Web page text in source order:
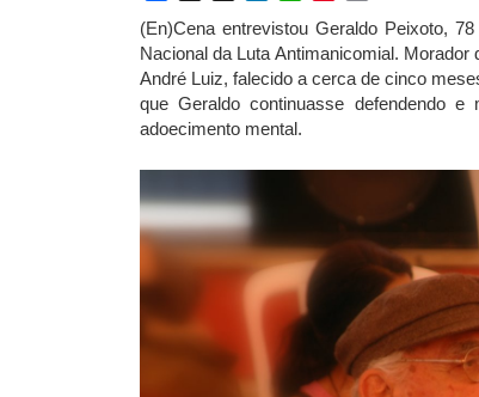
(En)Cena entrevistou Geraldo Peixoto,
Nacional da Luta Antimanicomial.
André Luiz, falecido a cerca de cinco
que Geraldo continuasse defendendo
adoecimento mental.